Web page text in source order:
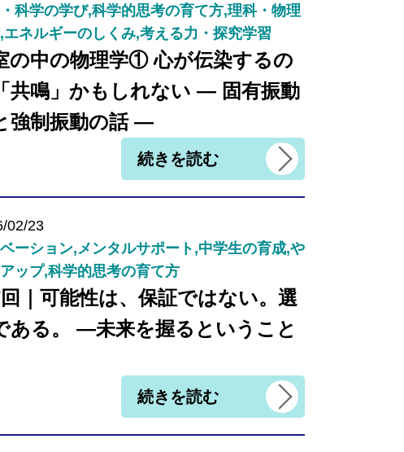
科学の学び,科学的思考の育て方,理科・物理
エネルギーのしくみ,考える力・探究学習
の中の物理学① 心が伝染するの
共鳴」かもしれない ― 固有振動
強制振動の話 ―
続きを読む
02/23
ーション,メンタルサポート,中学生の育成,や
ップ,科学的思考の育て方
｜可能性は、保証ではない。選
ある。 ―未来を握るということ
続きを読む